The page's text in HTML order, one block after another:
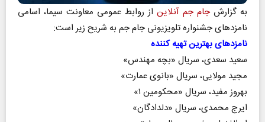
به گزارشجام جم آنلاین از روابط عمومی معاونت سیما، اسامی
نامزد‌های جشنواره تلویزیونی جام جم به شریح زیر است:
نامزد‌های بهترین تهیه کننده
سعید سعدی، سریال «بچه مهندس»
مجید مولایی، سریال «بانوی عمارت»
بهروز مفید، سریال «محکومین ۱»
ایرج محمدی، سریال «دلدادگان»